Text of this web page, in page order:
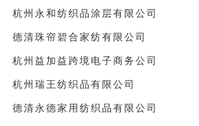
杭州永和纺织品涂层有限公司
德清珠帘碧合家纺有限公司
杭州益加益跨境电子商务公司
杭州瑞王纺织品有限公司
德清永德家用纺织品有限公司